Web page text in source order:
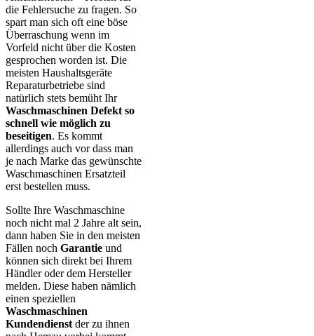
die Fehlersuche zu fragen. So
spart man sich oft eine böse
Überraschung wenn im
Vorfeld nicht über die Kosten
gesprochen worden ist. Die
meisten Haushaltsgeräte
Reparaturbetriebe sind
natürlich stets bemüht Ihr
Waschmaschinen Defekt so
schnell wie möglich zu
beseitigen. Es kommt
allerdings auch vor dass man
je nach Marke das gewünschte
Waschmaschinen Ersatzteil
erst bestellen muss.
Sollte Ihre Waschmaschine
noch nicht mal 2 Jahre alt sein,
dann haben Sie in den meisten
Fällen noch Garantie und
können sich direkt bei Ihrem
Händler oder dem Hersteller
melden. Diese haben nämlich
einen speziellen
Waschmaschinen
Kundendienst der zu ihnen